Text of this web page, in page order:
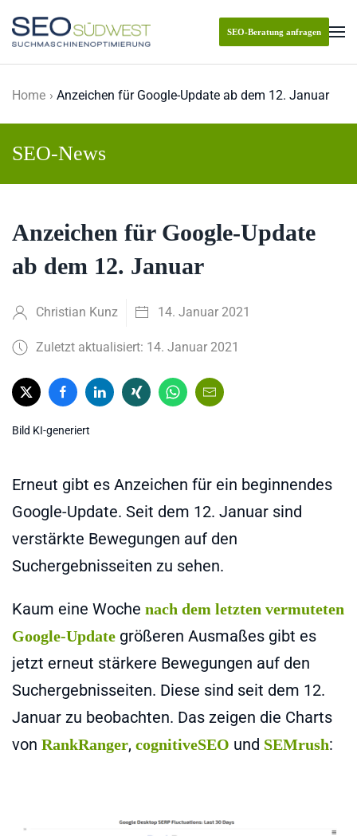
Skip to main content
SEO-Beratung anfragen
Home Anzeichen für Google-Update ab dem 12. Januar
SEO-News
Anzeichen für Google-Update
ab dem 12. Januar
Christian Kunz 14. Januar 2021
Zuletzt aktualisiert: 14. Januar 2021
Bild KI-generiert
Erneut gibt es Anzeichen für ein beginnendes
Google-Update. Seit dem 12. Januar sind
verstärkte Bewegungen auf den
Suchergebnisseiten zu sehen.
Kaum eine Woche nach dem letzten vermuteten
Google-Update größeren Ausmaßes gibt es
jetzt erneut stärkere Bewegungen auf den
Suchergebnisseiten. Diese sind seit dem 12.
Januar zu beobachten. Das zeigen die Charts
von RankRanger, cognitiveSEO und SEMrush: